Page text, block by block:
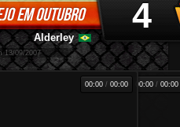
EM OUTUBRO 4
-
Alderley
13/09/2007
00:00 / 00:00
00:00 / 00:00